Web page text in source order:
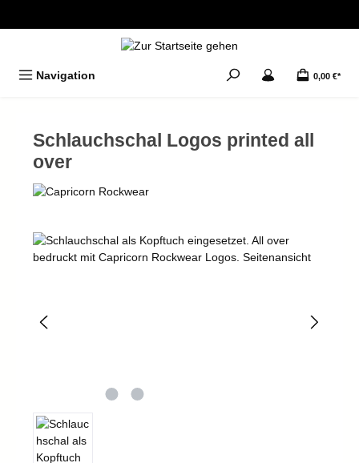
Navigation 0,00 €*
Schlauchschal Logos printed all
over
Bildergalerie überspringen